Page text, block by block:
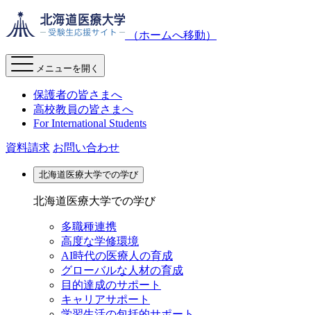
（ホームへ移動）
メニューを開く
保護者の皆さまへ
高校教員の皆さまへ
For International Students
資料請求 お問い合わせ
北海道医療大学での学び
北海道医療大学での学び
多職種連携
高度な学修環境
AI時代の医療人の育成
グローバルな人材の育成
目的達成のサポート
キャリアサポート